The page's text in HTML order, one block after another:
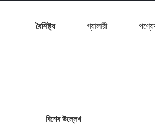
বৈশিষ্ট্য গ্যালারী
বিশেষ উল্লেখ